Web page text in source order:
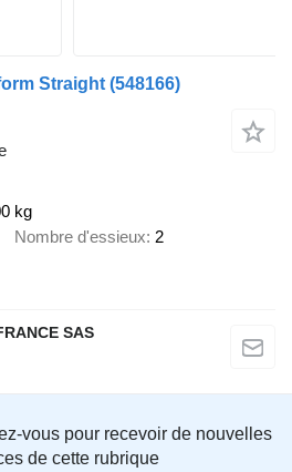
Straight (548166)
kg
Nombre d'essieux 2
SAS
vous pour recevoir de nouvelles
de cette rubrique